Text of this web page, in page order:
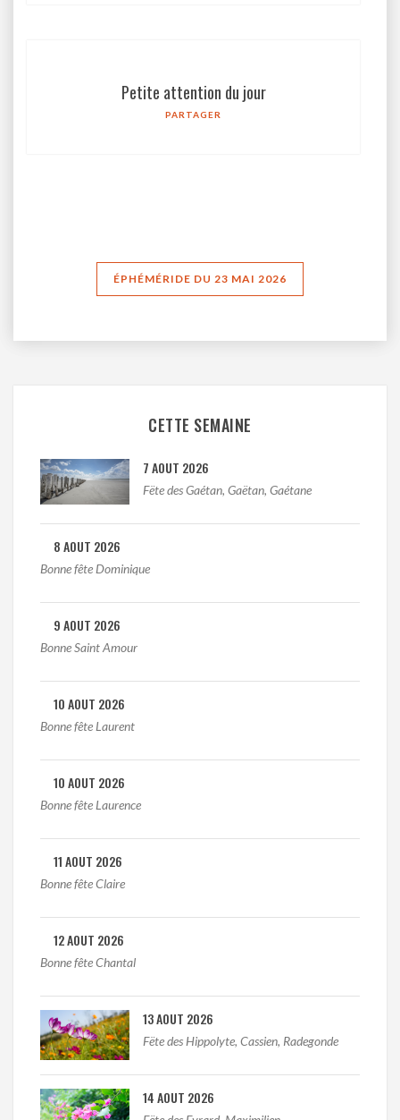
Petite attention du jour
PARTAGER
ÉPHÉMÉRIDE DU 23 MAI 2026
CETTE SEMAINE
7 AOUT 2026
Fëte des Gaétan, Gaëtan, Gaétane
8 AOUT 2026
Bonne fête Dominique
9 AOUT 2026
Bonne Saint Amour
10 AOUT 2026
Bonne fête Laurent
10 AOUT 2026
Bonne fête Laurence
11 AOUT 2026
Bonne fête Claire
12 AOUT 2026
Bonne fête Chantal
13 AOUT 2026
Fëte des Hippolyte, Cassien, Radegonde
14 AOUT 2026